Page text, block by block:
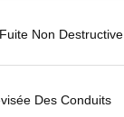
Non Destructive
Des Conduits